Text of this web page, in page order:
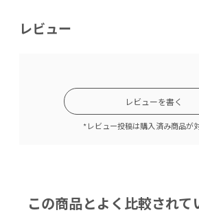
レビュー
レビューを書く
*レビュー投稿は購入済み商品が
この商品とよく比較されて